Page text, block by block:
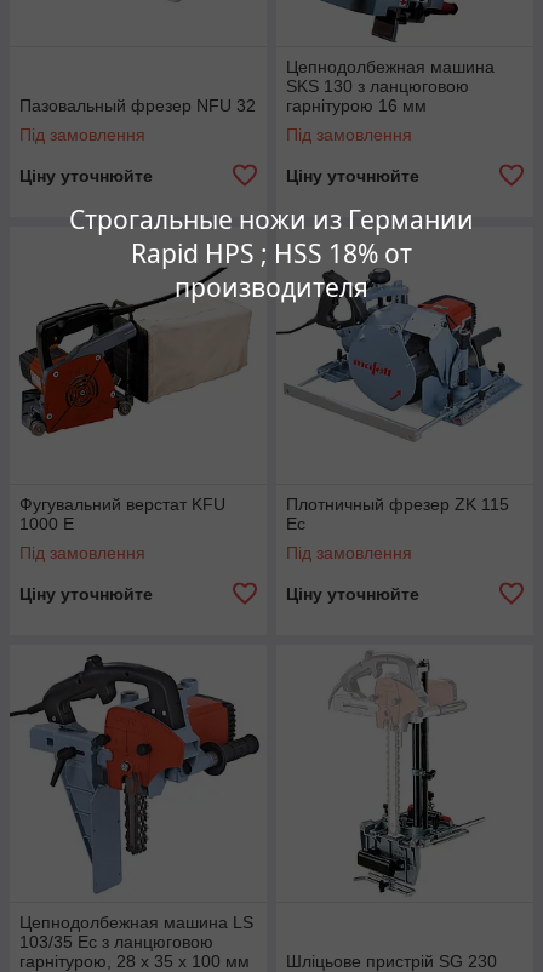
Строгальные ножи из Германии
Rapid HPS ; HSS 18% от
производителя
Пазовальный фрезер NFU 32
Під замовлення
Ціну уточнюйте
Цепнодолбежная машина
SKS 130 з ланцюговою
гарнітурою 16 мм
Під замовлення
Ціну уточнюйте
Фугувальний верстат KFU
1000 E
Під замовлення
Ціну уточнюйте
Плотничный фрезер ZK 115
Ec
Під замовлення
Ціну уточнюйте
Цепнодолбежная машина LS
103/35 Ec з ланцюговою
гарнітурою, 28 х 35 х 100 мм
Шліцьове пристрій SG 230